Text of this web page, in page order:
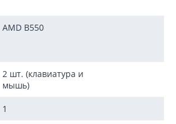
AMD B550
2 шт. (клавиатура и
мышь)
1